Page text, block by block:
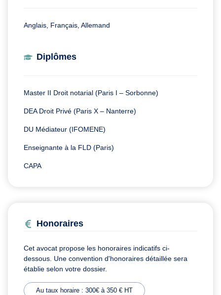
Anglais, Français, Allemand
Diplômes
Master II Droit notarial (Paris I – Sorbonne)
DEA Droit Privé (Paris X – Nanterre)
DU Médiateur (IFOMENE)
Enseignante à la FLD (Paris)
CAPA
Honoraires
Cet avocat propose les honoraires indicatifs ci-
dessous. Une convention d'honoraires détaillée sera
établie selon votre dossier.
Au taux horaire : 300€ à 350 € HT